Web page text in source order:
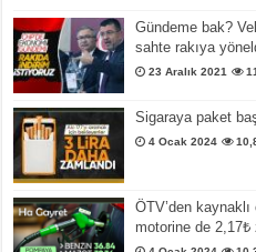
Gündeme bak?
sahte rakıya
23 Aralık 2021
Sigaraya paket
4 Ocak 2024
ÖTV’den
motorine de 2,17₺